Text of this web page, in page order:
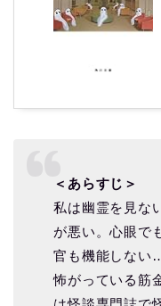
＜あらすじ＞
私は幽霊を見な
が悪い。心眼で
官も機能しない
怖がっている筋